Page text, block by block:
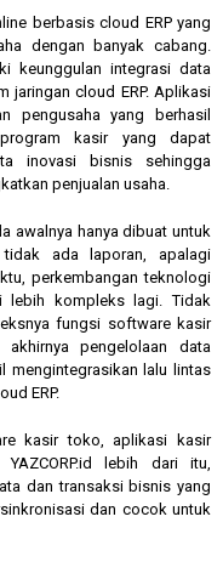
berbasis cloud ERP yang
dengan banyak cabang.
keunggulan integrasi data
jaringan cloud ERP. Aplikasi
pengusaha yang berhasil
program kasir yang dapat
inovasi bisnis sehingga
penjualan usaha.
awalnya hanya dibuat untuk
tidak ada laporan, apalagi
perkembangan teknologi
lebih kompleks lagi. Tidak
fungsi software kasir
pengelolaan data
mengintegrasikan lalu lintas
ERP.
kasir toko, aplikasi kasir
lebih dari itu,
dan transaksi bisnis yang
dan cocok untuk